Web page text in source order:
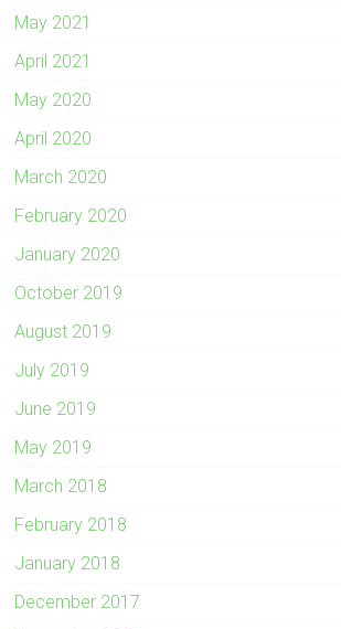
May 2021
April 2021
May 2020
April 2020
March 2020
February 2020
January 2020
October 2019
August 2019
July 2019
June 2019
May 2019
March 2018
February 2018
January 2018
December 2017